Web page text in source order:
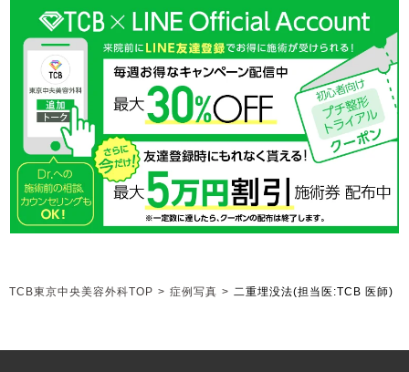
TCB東京中央美容外科TOP > 症例写真 > 二重埋没法(担当医:TCB 医師)